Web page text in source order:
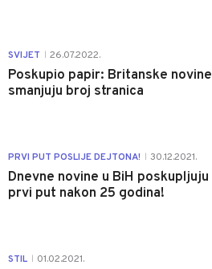
SVIJET 26.07.2022.
Poskupio papir: Britanske novine
smanjuju broj stranica
PRVI PUT POSLIJE DEJTONA! 30.12.2021.
Dnevne novine u BiH poskupljuju
prvi put nakon 25 godina!
STIL 01.02.2021.